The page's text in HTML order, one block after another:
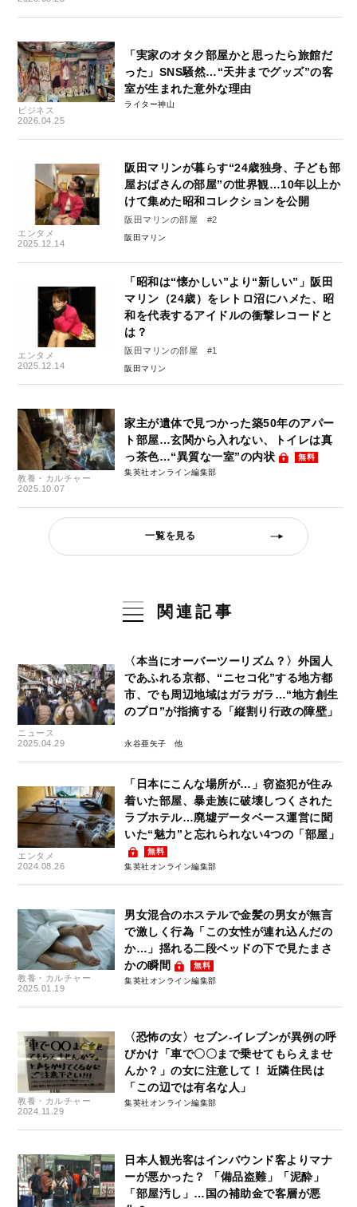
ビジネス
2026.04.25
「実家のオタク部屋かと思ったら旅館だ
った」SNS騒然…“天井までグッズ”の客
室が生まれた意外な理由
ライター神山
エンタメ
2025.12.14
阪田マリンが暮らす“24歳独身、子ども部
屋おばさんの部屋”の世界観…10年以上か
けて集めた昭和コレクションを公開
阪田マリンの部屋 #2
阪田マリン
エンタメ
2025.12.14
「昭和は“懐かしい”より“新しい”」阪田
マリン（24歳）をレトロ沼にハメた、昭
和を代表するアイドルの衝撃レコードと
は？
阪田マリンの部屋 #1
阪田マリン
教養・カルチャー
2025.10.07
家主が遺体で見つかった築50年のアパー
ト部屋…玄関から入れない、トイレは真
っ茶色…“異質な一室”の内状
無料
集英社オンライン編集部
一覧を見る
関連記事
ニュース
2025.04.29
〈本当にオーバーツーリズム？〉外国人
であふれる京都、“ニセコ化”する地方都
市、でも周辺地域はガラガラ…“地方創生
のプロ”が指摘する「縦割り行政の障壁」
永谷亜矢子
エンタメ
2024.08.26
「日本にこんな場所が…」窃盗犯が住み
着いた部屋、暴走族に破壊しつくされた
ラブホテル…廃墟データベース運営に聞
いた“魅力”と忘れられない4つの「部屋」
無料
集英社オンライン編集部
教養・カルチャー
2025.01.19
男女混合のホステルで金髪の男女が無言
で激しく行為「この女性が連れ込んだの
か…」揺れる二段ベッドの下で見たまさ
かの瞬間
無料
集英社オンライン編集部
教養・カルチャー
2024.11.29
〈恐怖の女〉セブン-イレブンが異例の呼
びかけ「車で〇〇まで乗せてもらえませ
んか？」の女に注意して！ 近隣住民は
「この辺では有名な人」
集英社オンライン編集部
日本人観光客はインバウンド客よりマナ
ーが悪かった？ 「備品盗難」「泥酔」
「部屋汚し」…国の補助金で客層が悪